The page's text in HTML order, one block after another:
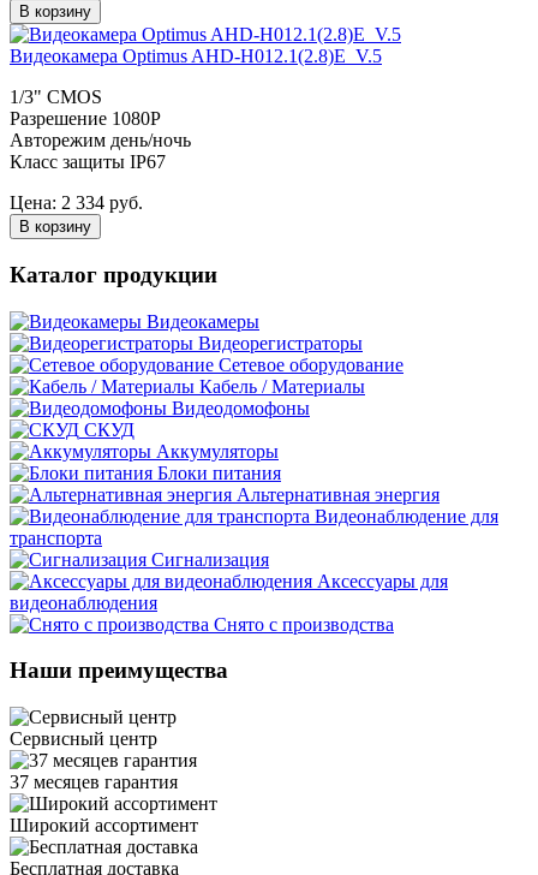
В корзину
Видеокамера Optimus AHD-H012.1(2.8)E_V.5
1/3" CMOS
Разрешение 1080P
Авторежим день/ночь
Класс защиты IP67
Цена: 2 334 руб.
В корзину
Каталог продукции
Видеокамеры
Видеорегистраторы
Сетевое оборудование
Кабель / Материалы
Видеодомофоны
СКУД
Аккумуляторы
Блоки питания
Альтернативная энергия
Видеонаблюдение для
транспорта
Сигнализация
Аксессуары для
видеонаблюдения
Снято с производства
Наши преимущества
Сервисный центр
37 месяцев гарантия
Широкий ассортимент
Бесплатная доставка